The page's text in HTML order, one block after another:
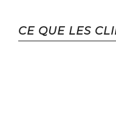
CE QUE LES